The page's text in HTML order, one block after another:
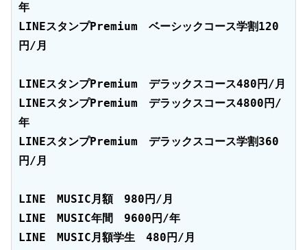
年
LINEスタンプPremium　ベーシックコース学割120
円/月
LINEスタンプPremium　デラックスコース480円/月
LINEスタンプPremium　デラックスコース4800円/
年
LINEスタンプPremium　デラックスコース学割360
円/月
LINE　MUSIC月額　980円/月
LINE　MUSIC年間　9600円/年
LINE　MUSIC月額学生　480円/月